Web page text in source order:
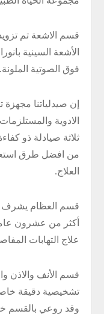
قسم الاشعة تم
الأشعة السينية
فوق الصوتية الملونة.
إن صيدلياتنا
الادوية
ثلاثة صيادلة ذو
من افضل طرق
العلاج.
قسم العظام يشرف
أكثر من عشرون عاماً
علاج التهابات
قسم الأنف والاذن
تشخيصية دقيقة
وقد روعي بالقسم